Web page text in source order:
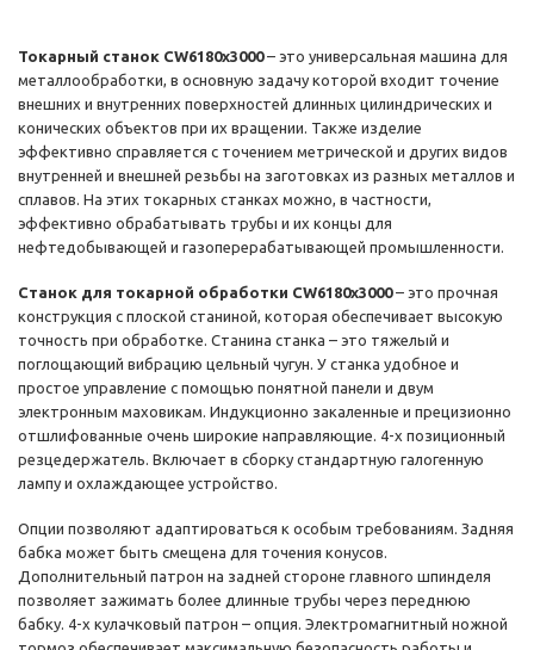
Токарный станок CW6180x3000– это универсальная машина для
металлообработки, в основную задачу которой входит точение
внешних и внутренних поверхностей длинных цилиндрических и
конических объектов при их вращении. Также изделие
эффективно справляется с точением метрической и других видов
внутренней и внешней резьбы на заготовках из разных металлов и
сплавов. На этих токарных станках можно, в частности,
эффективно обрабатывать трубы и их концы для
нефтедобывающей и газоперерабатывающей промышленности.
Станок для токарной обработки CW6180x3000– это прочная
конструкция с плоской станиной, которая обеспечивает высокую
точность при обработке. Станина станка – это тяжелый и
поглощающий вибрацию цельный чугун. У станка удобное и
простое управление с помощью понятной панели и двум
электронным маховикам. Индукционно закаленные и прецизионно
отшлифованные очень широкие направляющие. 4-х позиционный
резцедержатель. Включает в сборку стандартную галогенную
лампу и охлаждающее устройство.
Опции позволяют адаптироваться к особым требованиям. Задняя
бабка может быть смещена для точения конусов.
Дополнительный патрон на задней стороне главного шпинделя
позволяет зажимать более длинные трубы через переднюю
бабку. 4-х кулачковый патрон – опция. Электромагнитный ножной